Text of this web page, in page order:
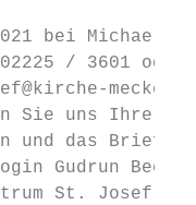
bei Michaela
/ 3601 oder
Sie uns Ihre
und das
Gudrun
St. Josef